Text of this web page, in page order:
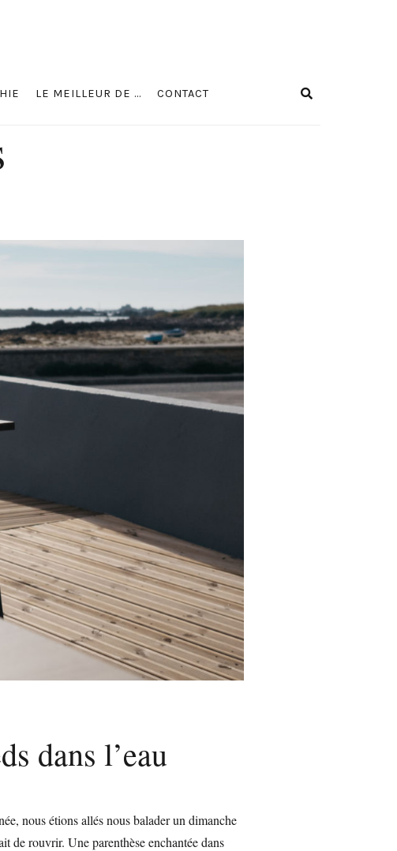
LE MEILLEUR DE … CONTACT
dans l’eau
nous étions allés nous balader un dimanche
de rouvrir. Une parenthèse enchantée dans